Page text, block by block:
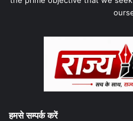
हमसे सम्पर्क करें